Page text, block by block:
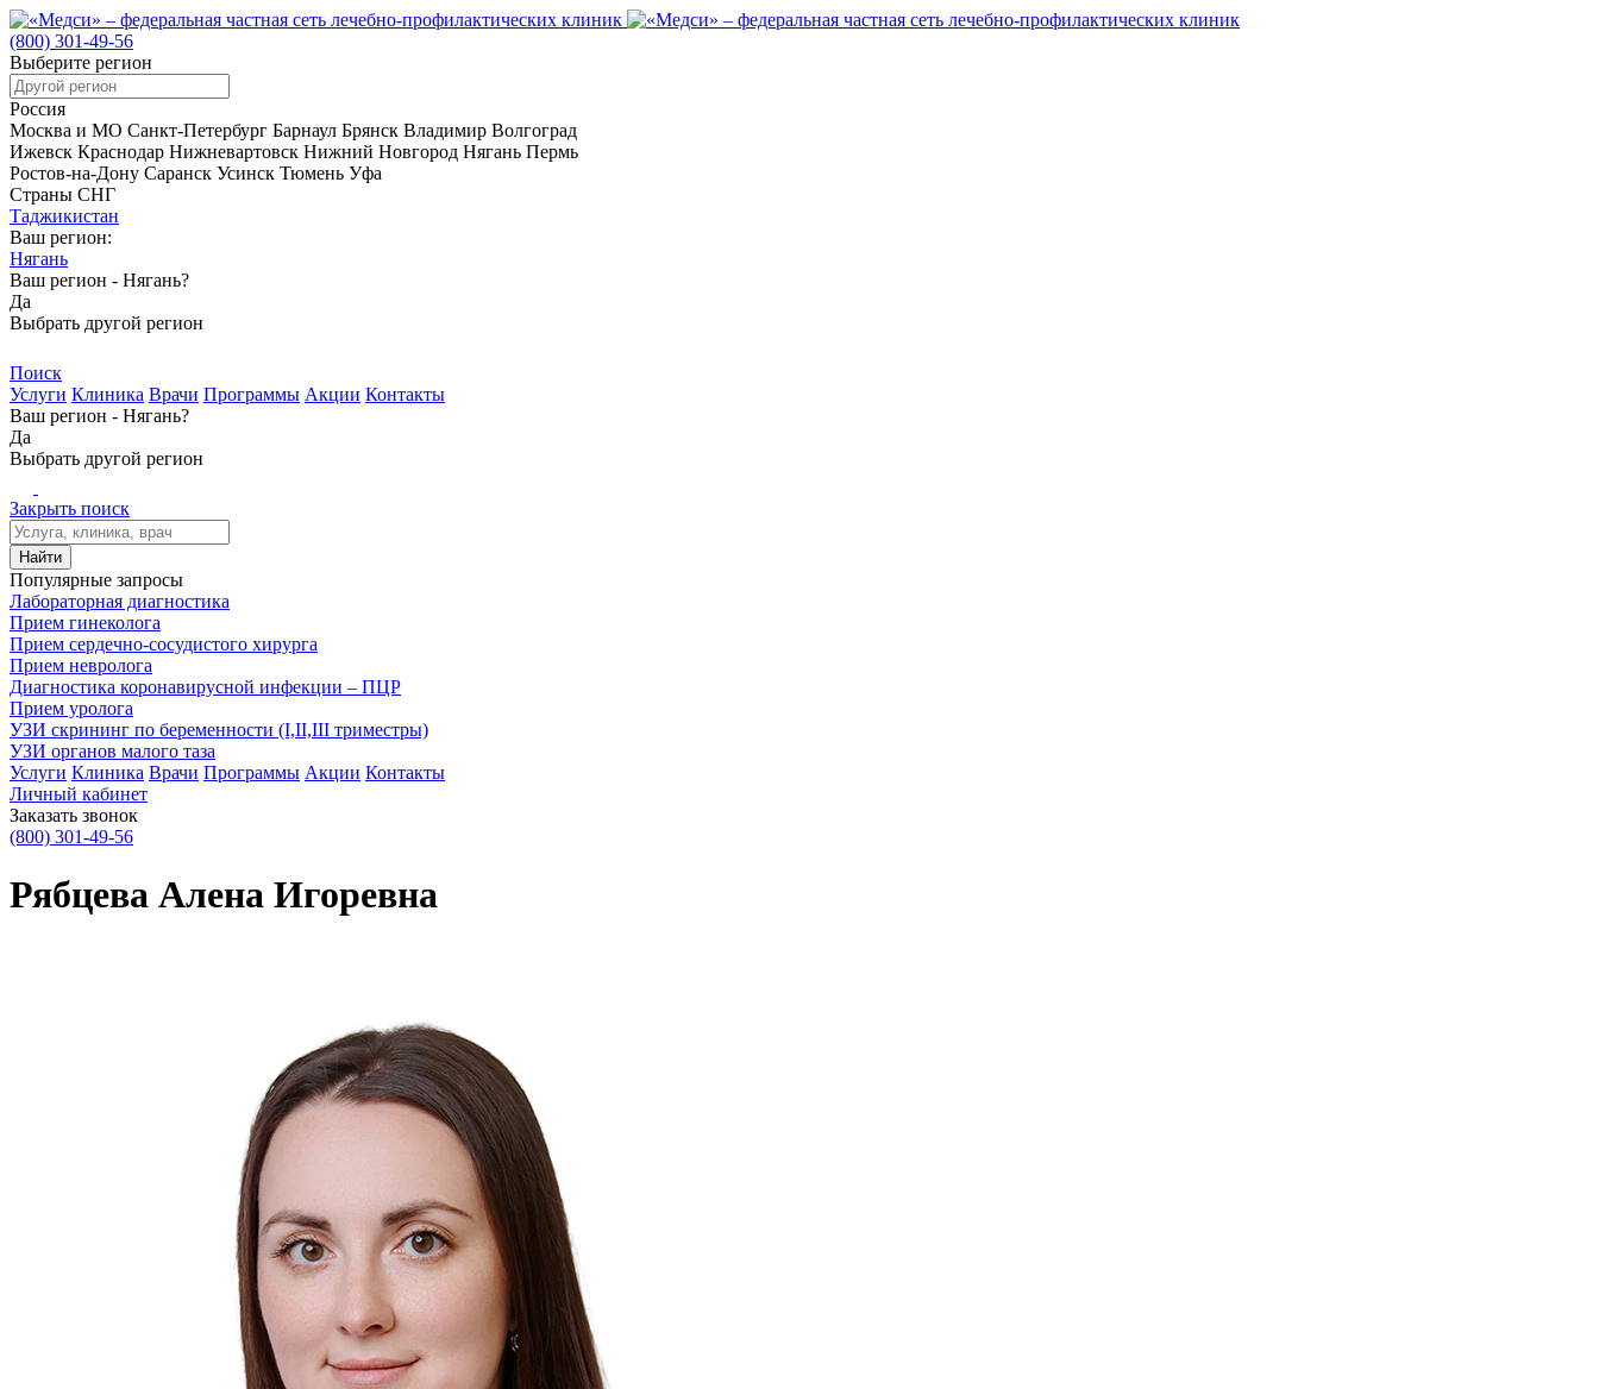
(800) 301-49-56
Выберите регион
Россия
Москва и МО Санкт-Петербург Барнаул Брянск Владимир Волгоград
Ижевск Краснодар Нижневартовск Нижний Новгород Нягань Пермь
Ростов-на-Дону Саранск Усинск Тюмень Уфа
Страны СНГ
Таджикистан
Ваш регион:
Нягань
Ваш регион - Нягань?
Да
Выбрать другой регион
Поиск
Услуги Клиника Врачи Программы Акции Контакты
Ваш регион - Нягань?
Да
Выбрать другой регион
Закрыть поиск
Найти
Популярные запросы
Лабораторная диагностика
Прием гинеколога
Прием сердечно-сосудистого хирурга
Прием невролога
Диагностика коронавирусной инфекции – ПЦР
Прием уролога
УЗИ скрининг по беременности (I,II,III триместры)
УЗИ органов малого таза
Услуги Клиника Врачи Программы Акции Контакты
Личный кабинет
Заказать звонок
(800) 301-49-56
Рябцева Алена Игоревна